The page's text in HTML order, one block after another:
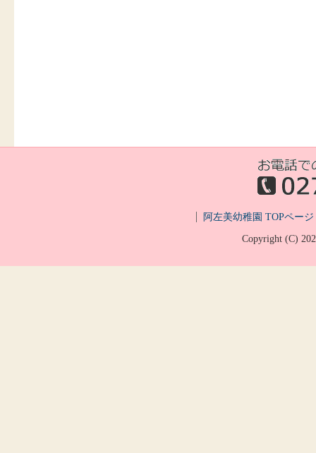
阿左美幼稚園 TOPページ
Copyright (C)